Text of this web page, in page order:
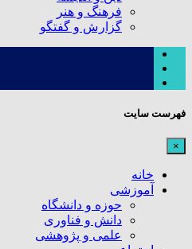
فرهنگ و هنر
گزارش و گفتگو
فهرست سایت
×
خانه
آموزشی
حوزه و دانشگاه
دانش و فناوری
علمی و پژوهشی